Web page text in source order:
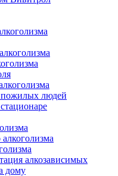
пожилых людей
алкозависимых
дому